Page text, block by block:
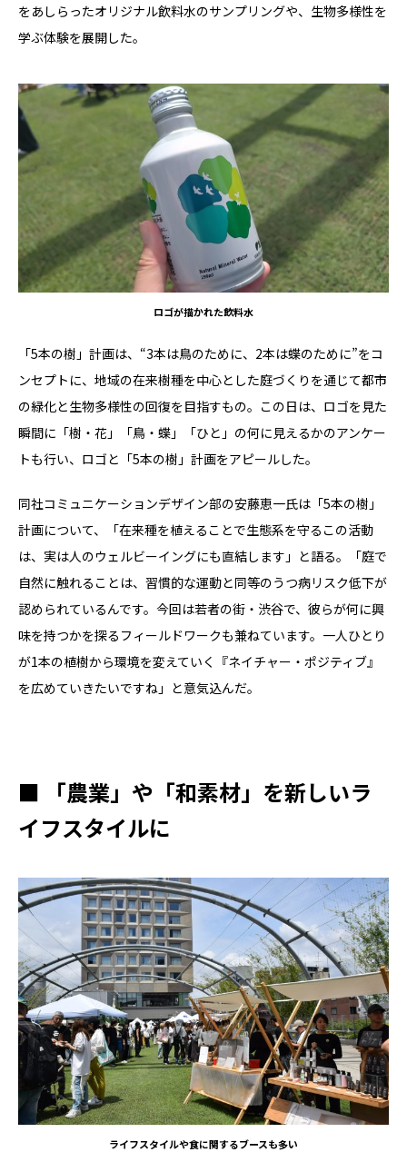
をあしらったオリジナル飲料水のサンプリングや、生物多様性を
学ぶ体験を展開した。
ロゴが描かれた飲料水
「5本の樹」計画は、“3本は鳥のために、2本は蝶のために”をコ
ンセプトに、地域の在来樹種を中心とした庭づくりを通じて都市
の緑化と生物多様性の回復を目指すもの。この日は、ロゴを見た
瞬間に「樹・花」「鳥・蝶」「ひと」の何に見えるかのアンケー
トも行い、ロゴと「5本の樹」計画をアピールした。
同社コミュニケーションデザイン部の安藤恵一氏は「5本の樹」
計画について、「在来種を植えることで生態系を守るこの活動
は、実は人のウェルビーイングにも直結します」と語る。「庭で
自然に触れることは、習慣的な運動と同等のうつ病リスク低下が
認められているんです。今回は若者の街・渋谷で、彼らが何に興
味を持つかを探るフィールドワークも兼ねています。一人ひとり
が1本の植樹から環境を変えていく『ネイチャー・ポジティブ』
を広めていきたいですね」と意気込んだ。
■ 「農業」や「和素材」を新しいラ
イフスタイルに
ライフスタイルや食に関するブースも多い